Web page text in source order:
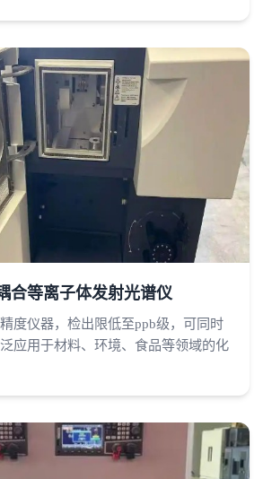
合等离子体发射光谱仪
度仪器，检出限低至ppb级，可同时
应用于材料、环境、食品等领域的化